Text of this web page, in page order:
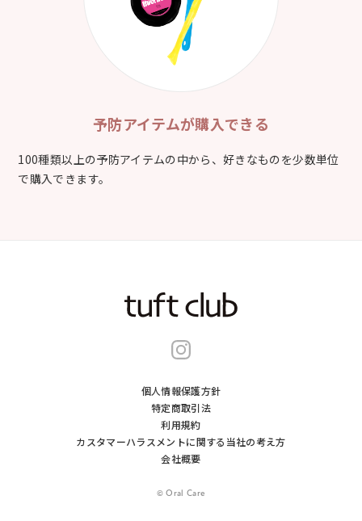
予防アイテムが購入できる
100種類以上の予防アイテムの中から、好きなものを少数単位
で購入できます。
個人情報保護方針
特定商取引法
利用規約
カスタマーハラスメントに関する当社の考え⽅
会社概要
© Oral Care